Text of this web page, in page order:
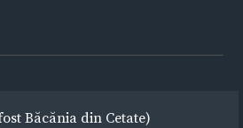
Băcănia din Cetate)